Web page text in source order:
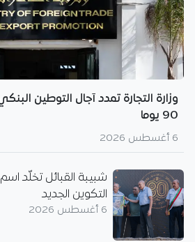
وزارة التجارة تمدد آجال التوطين
90 يوما
6 أغسطس 2026
شبيبة القبائل تخلّد
التكوين الجديد
6 أغسطس 2026